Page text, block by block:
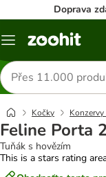
Doprava
Menu
Hledat
produkty
Kočky
Feline Porta
Tuňák s hovězím
This is a stars rating